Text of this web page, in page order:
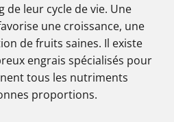
leur cycle de vie. Une
une croissance, une
de fruits saines. Il existe
engrais spécialisés pour
tous les nutriments
proportions.